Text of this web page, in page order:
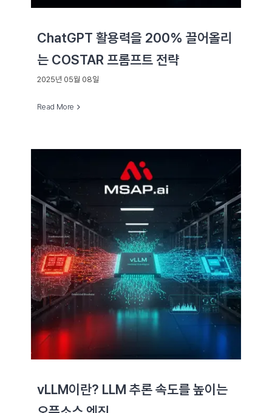
ChatGPT 활용력을 200% 끌어올리
는 COSTAR 프롬프트 전략
2025년 05월 08일
Read More
vLLM이란? LLM 추론 속도를 높이는